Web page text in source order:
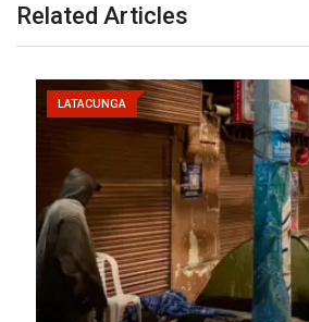
Related Articles
LATACUNGA